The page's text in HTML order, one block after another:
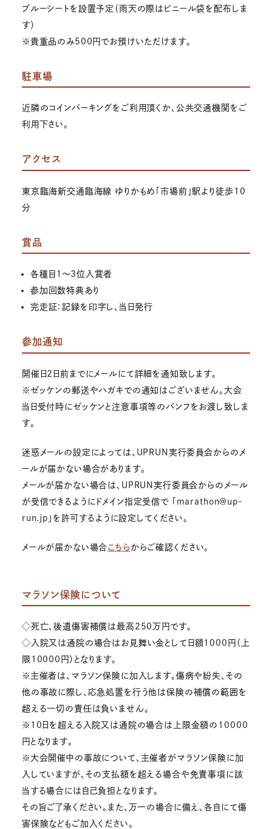
ブルーシートを設置予定（雨天の際はビニール袋を配布しま
す）
※貴重品のみ500円でお預けいただけます。
駐車場
近隣のコインパーキングをご利用頂くか、公共交通機関をご
利用下さい。
アクセス
東京臨海新交通臨海線 ゆりかもめ「市場前」駅より徒歩10
分
賞品
各種目１～3位入賞者
参加回数特典あり
完走証：記録を印字し、当日発行
参加通知
開催日2日前までにメールにて詳細を通知致します。
※ゼッケンの郵送やハガキでの通知はございません。大会
当日受付時にゼッケンと注意事項等のパンフをお渡し致しま
す。
迷惑メールの設定によっては、UPRUN実行委員会からのメ
ールが届かない場合があります。
メールが届かない場合は、UPRUN実行委員会からのメール
が受信できるようにドメイン指定受信で 「marathon@up-
run.jp」を許可するように設定してください。
メールが届かない場合こちら からご確認ください。
マラソン保険について
◇死亡、後遺傷害補償は最高250万円です。
◇入院又は通院の場合はお見舞い金として日額1000円（上
限10000円）となります。
※主催者は、マラソン保険に加入します。傷病や紛失、その
他の事故に際し、応急処置を行う他は保険の補償の範囲を
超える一切の責任は負いません。
※10日を超える入院又は通院の場合は上限金額の10000
円となります。
※大会開催中の事故について、主催者がマラソン保険に加
入していますが、その支払額を超える場合や免責事項に該
当する場合には自己負担となります。
その旨ご了承ください。また、万一の場合に備え、各自にて傷
害保険などもご加入ください。